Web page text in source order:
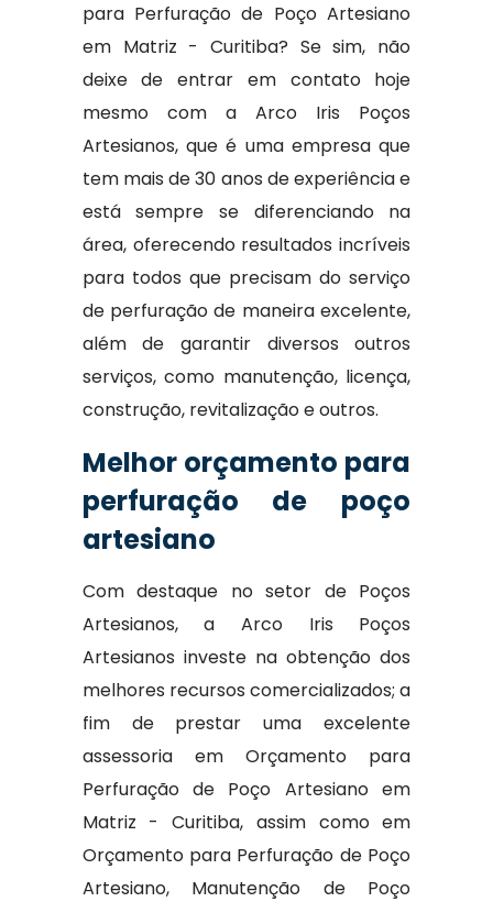
para Perfuração de Poço Artesiano
em Matriz - Curitiba? Se sim, não
deixe de entrar em contato hoje
mesmo com a Arco Iris Poços
Artesianos, que é uma empresa que
tem mais de 30 anos de experiência e
está sempre se diferenciando na
área, oferecendo resultados incríveis
para todos que precisam do serviço
de perfuração de maneira excelente,
além de garantir diversos outros
serviços, como manutenção, licença,
construção, revitalização e outros.
Melhor orçamento para
perfuração de poço
artesiano
Com destaque no setor de Poços
Artesianos, a Arco Iris Poços
Artesianos investe na obtenção dos
melhores recursos comercializados; a
fim de prestar uma excelente
assessoria em Orçamento para
Perfuração de Poço Artesiano em
Matriz - Curitiba, assim como em
Orçamento para Perfuração de Poço
Artesiano, Manutenção de Poço